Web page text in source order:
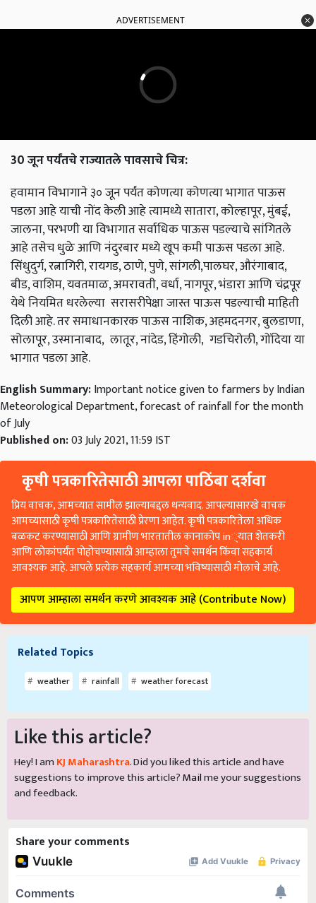
ADVERTISEMENT
30 जून पर्यंतचे राज्यातले पावसाचे चित्र:
हवामान विभागाने ३० जून पर्यंत कोणत्या कोणत्या भागात पाऊस
पडला आहे याची नोंद केली आहे त्यामध्ये सातारा, कोल्हापूर, मुंबई,
जालना, परभणी या विभागात सर्वाधिक पाऊस पडल्याचे सांगितले
आहे तसेच धुळे आणि नंदुरबार मध्ये खूप कमी पाऊस पडला आहे.
सिंधुदुर्ग, रत्नागिरी, रायगड, ठाणे, पुणे, सांगली,पालघर, औरंगाबाद,
बीड, वाशिम, यवतमाळ, अमरावती, वर्धा, नागपूर, भंडारा आणि चंद्रपूर
येथे नियमित धरलेल्या सरासरीपेक्षा जास्त पाऊस पडल्याची माहिती
दिली आहे. तर समाधानकारक पाऊस नाशिक, अहमदनगर, बुलडाणा,
सोलापूर, उस्मानाबाद, लातूर, नांदेड, हिंगोली, गडचिरोली, गोंदिया या
भागात पडला आहे.
English Summary:Important notice given to farmers by Indian
Meteorological Department, forecast of rainfall for the month
of July
Published on:03 July 2021, 11:59 IST
कृषी पत्रकारितेसाठी आपला पाठिंबा दर्शवा
प्रिय वाचक, आमच्यात सामील झाल्याबद्दल धन्यवाद. आपल्यासारखे वाचक
आमच्यासाठी कृषी पत्रकारितेसाठी प्रेरणा आहेत. कृषी पत्रकारितेला अधिक
बळकट करण्यासाठी आणि ग्रामीण भारतातील कानाकोप in्यात शेतकरी
आणि लोकांपर्यंत पोहोचण्यासाठी आम्हाला तुमचे समर्थन किंवा सहकार्य
आवश्यक आहे. आपले प्रत्येक सहकार्य आमच्या भविष्यासाठी मोलाचे आहे.
आपण आम्हाला समर्थन करणे आवश्यक आहे (Contribute Now)
Related Topics
weather rainfall weather forecast
Like this article?
Hey! I am KJ Maharashtra. Did you liked this article and have
suggestions to improve this article?Mailme your suggestions
and feedback.
Share your comments